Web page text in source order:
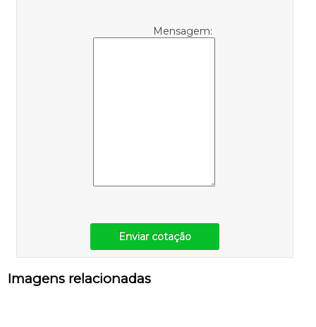
Mensagem:
Enviar cotação
Imagens relacionadas